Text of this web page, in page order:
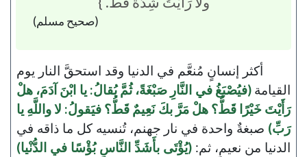
(صحيح مسلم)
أكثر إنسانٍ مُنعَّم في الدنيا وقد استحقَّ النار يوم
القيامة(فيُصْبَغُ في النَّارِ صَبْغَةً، ثُمَّ يُقالُ: يا ابْنَ آدَمَ، هلْ
رَأَيْتَ خَيْرًا قَطُّ؟ هلْ مَرَّ بكَ نَعِيمٌ قَطُّ؟ فيَقولُ: لا واللَّهِ يا
رَبِّ) صبغةٌ واحدة في نار جهنم، تُنسيه كل ما ذاقه في
الدنيا من نعيمٍ، ثم: (يُؤْتَى بأَشَدِّ النَّاسِ بُؤْسًا في الدُّنْيا)